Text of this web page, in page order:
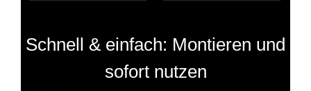
Schnell & einfach: Montieren und
sofort nutzen